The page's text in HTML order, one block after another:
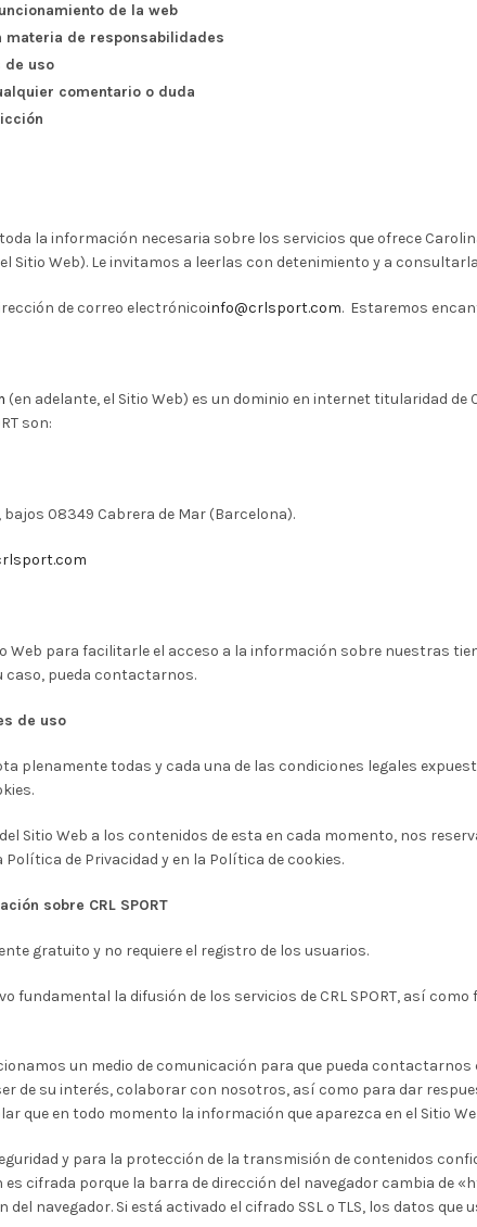
de la web
materia de responsabilidades
de uso
comentario o duda
la información necesaria sobre los servicios que ofrece
Sitio Web). Le invitamos a leerlas con detenimiento y a
de correo electrónicoinfo@crlsport.com. Estaremos
(en adelante, el Sitio Web) es un dominio en internet titularidad de
son:
08349 Cabrera de Mar (Barcelona).
Web para facilitarle el acceso a la información sobre nuestras
caso, pueda contactarnos.
de uso
plenamente todas y cada una de las condiciones legales
Sitio Web a los contenidos de esta en cada momento, nos
de Privacidad y en la Política de cookies.
sobre CRL SPORT
gratuito y no requiere el registro de los usuarios.
fundamental la difusión de los servicios de CRL SPORT, así
un medio de comunicación para que pueda
de su interés, colaborar con nosotros, así como para dar
que en todo momento la información que aparezca en el Sitio
y para la protección de la transmisión de contenidos
es cifrada porque la barra de dirección del navegador cambia de
del navegador. Si está activado el cifrado SSL o TLS, los datos